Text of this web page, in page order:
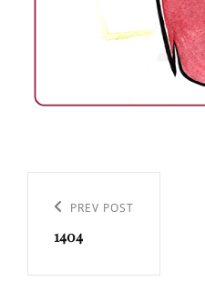
l’article
Previous
Post
PREV POST
1404